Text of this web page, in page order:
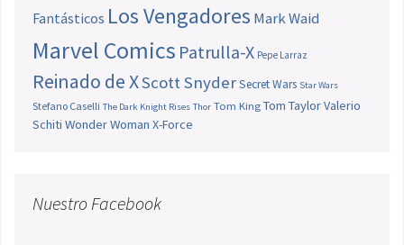
Fantásticos Los Vengadores Mark Waid
Marvel Comics Patrulla-X Pepe Larraz
Reinado de XScott SnyderSecret Wars Star Wars
Stefano Caselli The Dark Knight Rises Thor Tom King Tom TaylorValerio
Schiti Wonder Woman X-Force
Nuestro Facebook